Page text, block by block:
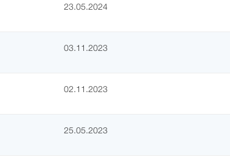
23.05.2024
03.11.2023
02.11.2023
25.05.2023